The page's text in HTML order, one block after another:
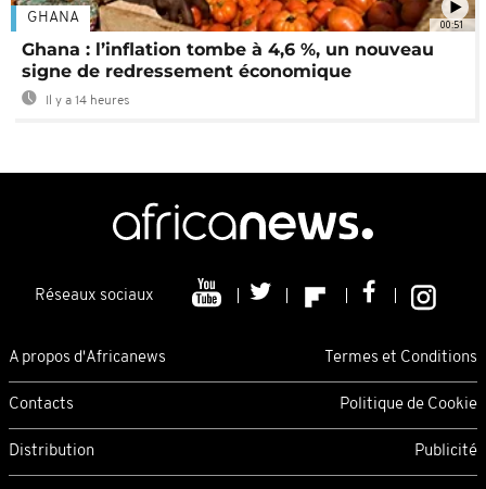
00:51
GHANA
Ghana : l’inflation tombe à 4,6 %, un nouveau
signe de redressement économique
Il y a 14 heures
Réseaux sociaux
A propos d'Africanews Termes et Conditions
Contacts Politique de Cookie
Distribution Publicité